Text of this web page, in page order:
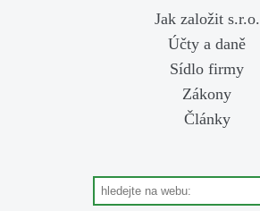
Jak založit s.r.o.
Účty a daně
Sídlo firmy
Zákony
Články